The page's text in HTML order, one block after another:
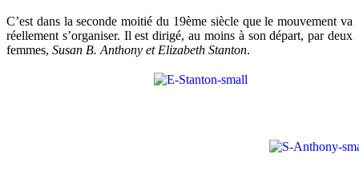
C’est dans la seconde moitié du 19ème siècle que le mouvement va
réellement s’organiser. Il est dirigé, au moins à son départ, par deux
femmes, Susan B. Anthony et Elizabeth Stanton.